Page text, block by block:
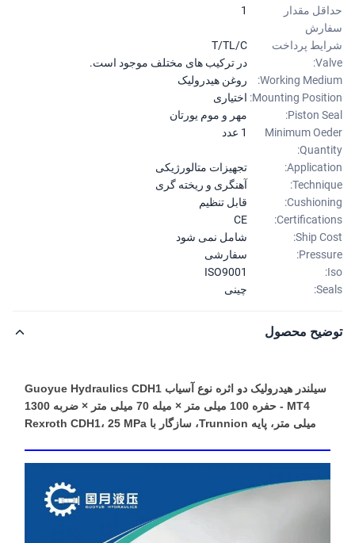
مقدار
پرداخت
T/TL/C
در ترکیب های مختلف موجود است.
Working
روغن هیدرولیک
Mounting اختیاری
Piston
مهر و موم یورتان
Minimum
1 عدد
تجهیزات متالورژیکی
آهنگری و ریخته گری
قابل تنظیم
Ship
شامل نمی شود
سفارشی
ISO9001
محصول
سیلندر هیدرولیک دو اثره نوع آسیاب Guoyue Hydraulics CDH1
MT4 - حفره 100 میلی متر × میله 70 میلی متر × ضربه 1300
میلی متر، پایه Trunnion، سازگار با Rexroth CDH1، 25 MPa